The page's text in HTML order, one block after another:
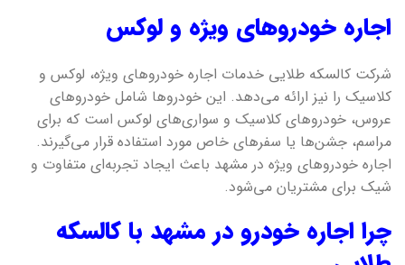
اجاره خودروهای ویژه و لوکس
شرکت کالسکه طلایی خدمات اجاره خودروهای ویژه، لوکس و
کلاسیک را نیز ارائه می‌دهد. این خودروها شامل خودروهای
عروس، خودروهای کلاسیک و سواری‌های لوکس است که برای
مراسم، جشن‌ها یا سفرهای خاص مورد استفاده قرار می‌گیرند.
اجاره خودروهای ویژه در مشهد باعث ایجاد تجربه‌ای متفاوت و
شیک برای مشتریان می‌شود.
چرا اجاره خودرو در مشهد با کالسکه